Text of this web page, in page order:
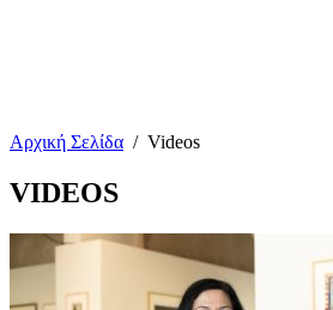
Αρχική Σελίδα / Videos
VIDEOS